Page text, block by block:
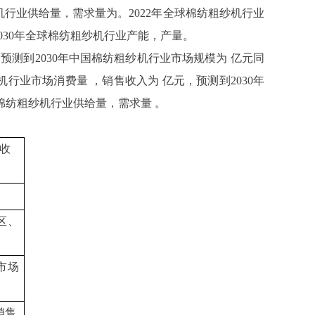
业供给量，需求量为。2022年全球棉纺粗纱机行业
年全球棉纺粗纱机行业产能，产量。
测到2030年中国棉纺粗纱机行业市场规模为 亿元同
行业市场消费量 ，销售收入为 亿元，预测到2030年
粗纱机行业供给量，需求量 。
场
售